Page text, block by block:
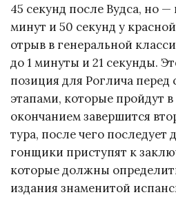
45 секунд после Вудса, но
минут и 50 секунд у
отрыв в генеральной
до 1 минуты и 21 секунды.
позиция для Роглича
этапами, которые пройдут
окончанием завершится
тура, после чего последует
гонщики приступят к
которые должны
издания знаменитой